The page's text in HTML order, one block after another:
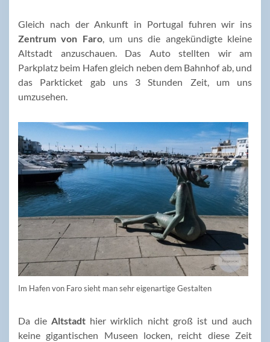
Gleich nach der Ankunft in Portugal fuhren wir ins
Zentrum von Faro, um uns die angekündigte kleine
Altstadt anzuschauen. Das Auto stellten wir am
Parkplatz beim Hafen gleich neben dem Bahnhof ab, und
das Parkticket gab uns 3 Stunden Zeit, um uns
umzusehen.
Im Hafen von Faro sieht man sehr eigenartige Gestalten
Da dieAltstadt hier wirklich nicht groß ist und auch
keine gigantischen Museen locken, reicht diese Zeit